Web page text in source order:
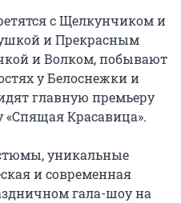
с Щелкунчиком и
и Прекрасным
и Волком, побывают
у Белоснежки и
главную премьеру
Красавица».
уникальные
и современная
гала-шоу на